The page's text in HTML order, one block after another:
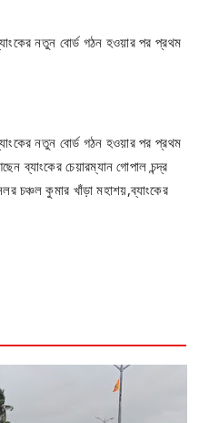
নতুন বোর্ড গঠন হওয়ার পর প্রথম
নতুন বোর্ড গঠন হওয়ার পর প্রথম
ব্যাংকের চেয়ারম্যান গোপাল চন্দ্র
চঞ্চল কুমার খাঁড়া মহাশয়,ব্যাংকের